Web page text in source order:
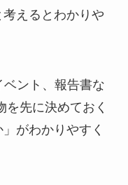
えるとわかりや
ント、報告書な
を先に決めておく
がわかりやすく